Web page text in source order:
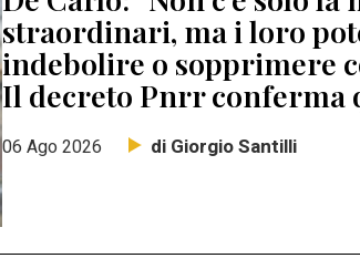
straordinari, ma i loro
indebolire o sopprimere
Il decreto Pnrr conferma
06 Ago 2026 di Giorgio Santilli